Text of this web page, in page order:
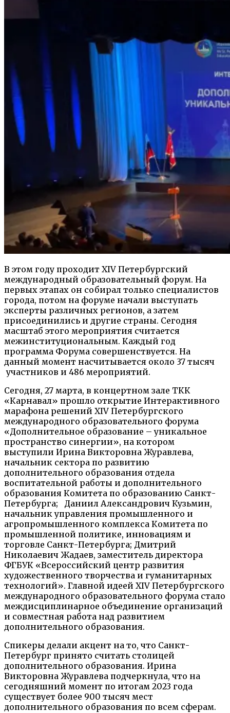
В этом году проходит XIV Петербургский
международный образовательный форум. На
первых этапах он собирал только специалистов
города, потом на форуме начали выступать
эксперты различных регионов, а затем
присоединились и другие страны. Сегодня
масштаб этого мероприятия считается
межинституциональным. Каждый год
программа Форума совершенствуется. На
данный момент насчитывается около 37 тысяч
участников и 486 мероприятий.
Сегодня, 27 марта, в концертном зале ТКК
«Карнавал» прошло открытие Интерактивного
марафона решений XIV Петербургского
международного образовательного форума
«Дополнительное образование – уникальное
пространство синергии», на котором
выступили Ирина Викторовна Журавлева,
начальник сектора по развитию
дополнительного образования отдела
воспитательной работы и дополнительного
образования Комитета по образованию Санкт-
Петербурга; Даниил Александрович Кузьмин,
начальник управления промышленного и
агропромышленного комплекса Комитета по
промышленной политике, инновациям и
торговле Санкт-Петербурга; Дмитрий
Николаевич Жадаев, заместитель директора
ФГБУК «Всероссийский центр развития
художественного творчества и гуманитарных
технологий». Главной идеей XIV Петербургского
международного образовательного форума стало
междисциплинарное объединение организаций
и совместная работа над развитием
дополнительного образования.
Спикеры делали акцент на то, что Санкт-
Петербург принято считать столицей
дополнительного образования. Ирина
Викторовна Журавлева подчеркнула, что на
сегодняшний момент по итогам 2023 года
существует более 900 тысяч мест
дополнительного образования по всем сферам.